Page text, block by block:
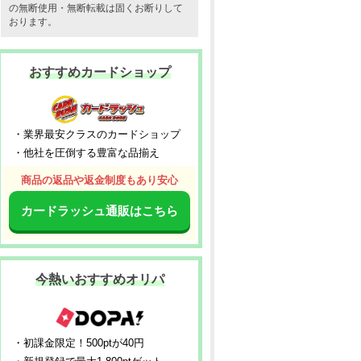
の無断使用・無断転載は固くお断りして
おります。
おすすめカードショップ
・業界最安クラスのカードショップ
・他社を圧倒する豊富な品揃え
商品の返品や返金制度もあり安心
カードラッシュ通販はこちら
今熱いおすすめオリパ
・初課金限定！500ptが40円